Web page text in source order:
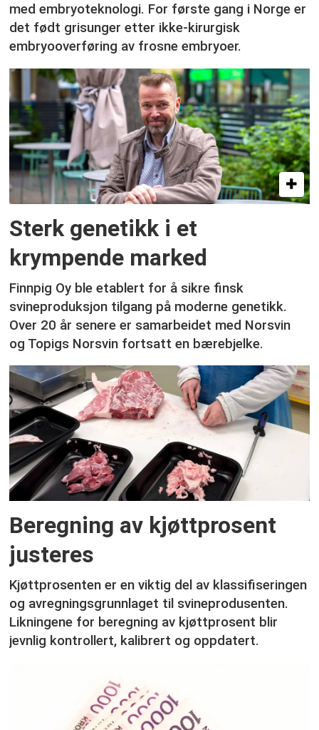
med embryoteknologi. For første gang i Norge er
det født grisunger etter ikke-kirurgisk
embryooverføring av frosne embryoer.
Sterk genetikk i et
krympende marked
Finnpig Oy ble etablert for å sikre finsk
svineproduksjon tilgang på moderne genetikk.
Over 20 år senere er samarbeidet med Norsvin
og Topigs Norsvin fortsatt en bærebjelke.
Beregning av kjøttprosent
justeres
Kjøttprosenten er en viktig del av klassifiseringen
og avregningsgrunnlaget til svineprodusenten.
Likningene for beregning av kjøttprosent blir
jevnlig kontrollert, kalibrert og oppdatert.